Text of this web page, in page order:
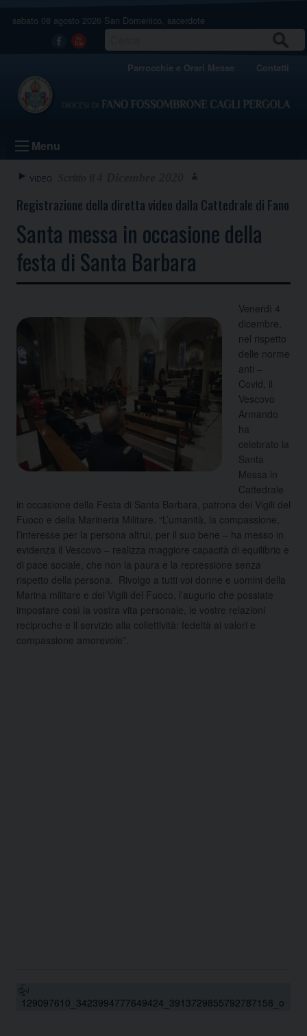
sabato 08 agosto 2026 San Domenico, sacerdote
Facebook
Youtube
Parrocchie e Orari Messe Contatti
Menu
VIDEO
Registrazione della diretta video dalla Cattedrale di Fano
Santa messa in occasione della
festa di Santa Barbara
Venerdì 4
dicembre,
nel rispetto
delle norme
anti –
Covid, il
Vescovo
Armando
ha
celebrato la
Santa
Messa in
Cattedrale
in occasione della Festa di Santa Barbara, patrona dei Vigili del
Fuoco e della Marineria Militare. “L’umanità, la compassione,
l’interesse per la persona altrui, per il suo bene – ha messo in
evidenza il Vescovo – realizza maggiore capacità di equilibrio e
di pace sociale, che non la paura e la repressione senza
rispetto della persona. Rivolgo a tutti voi donne e uomini della
Marina militare e dei Vigili del Fuoco, l’augurio che possiate
impostare così la vostra vita personale, le vostre relazioni
reciproche e il servizio alla collettività: fedeltà ai valori e
compassione amorevole”.
129097610_3423994777649424_3913729855792787158_o